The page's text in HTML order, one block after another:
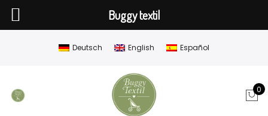
Deutsch English Español
0
Buggy textil